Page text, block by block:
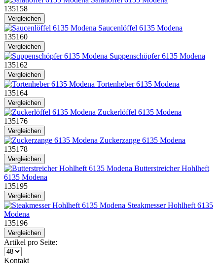
135158
Vergleichen
Saucenlöffel 6135 Modena
135160
Vergleichen
Suppenschöpfer 6135 Modena
135162
Vergleichen
Tortenheber 6135 Modena
135164
Vergleichen
Zuckerlöffel 6135 Modena
135176
Vergleichen
Zuckerzange 6135 Modena
135178
Vergleichen
Butterstreicher Hohlheft
6135 Modena
135195
Vergleichen
Steakmesser Hohlheft 6135
Modena
135196
Vergleichen
Artikel pro Seite:
Kontakt